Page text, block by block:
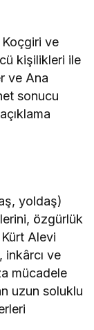
ve
kişilikleri ile
ve Ana
sonucu
yoldaş)
özgürlük
Alevi
inkârcı ve
mücadele
uzun soluklu